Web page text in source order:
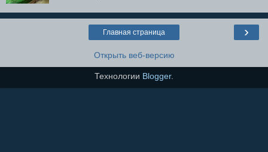
›
Главная страница
Открыть веб-версию
Технологии Blogger.